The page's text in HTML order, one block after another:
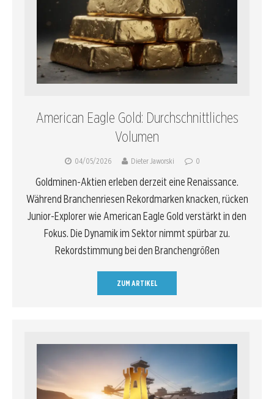
American Eagle Gold: Durchschnittliches
Volumen
04/05/2026 Dieter Jaworski 0
Goldminen-Aktien erleben derzeit eine Renaissance.
Während Branchenriesen Rekordmarken knacken, rücken
Junior-Explorer wie American Eagle Gold verstärkt in den
Fokus. Die Dynamik im Sektor nimmt spürbar zu.
Rekordstimmung bei den Branchengrößen
ZUM ARTIKEL